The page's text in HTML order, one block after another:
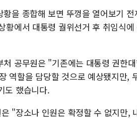
을 종합해 보면 뚜껑을 열어보기
황에서 대통령 궐위선거 후 취임식
공무원은 "기존에는 대통령 권한
역할을 담당할 것으로 예상됐지만,
도 했습니다.
"장소나 인원은 확정할 수 없지만,